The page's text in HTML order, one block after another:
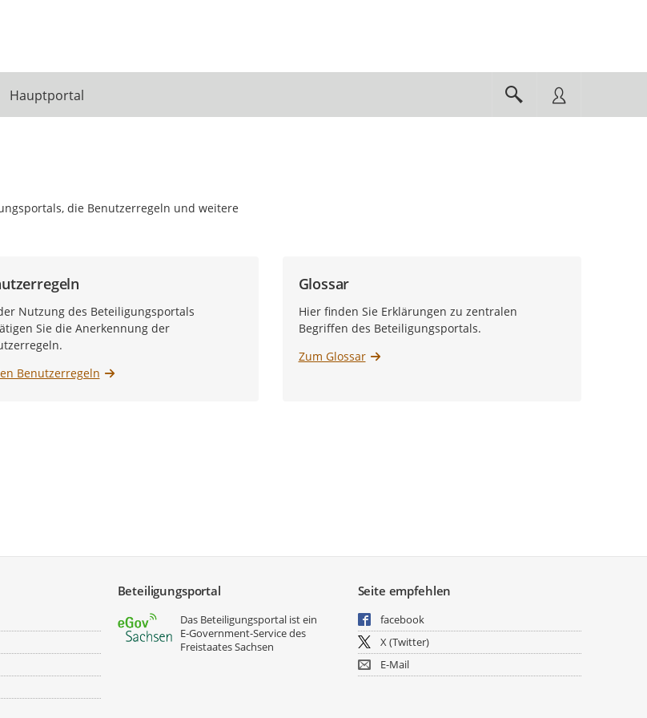
Hauptportal
die Benutzerregeln und weitere
Nutzung des Beteiligungsportals
Sie die Anerkennung der
Benutzerregeln
Glossar
Hier finden Sie Erklärungen zu zentralen
Begriffen des Beteiligungsportals.
Zum Glossar
Beteiligungsportal
Das Beteiligungsportal ist ein
E‑Government-Service des
Freistaates Sachsen
Seite empfehlen
facebook
X (Twitter)
E-Mail